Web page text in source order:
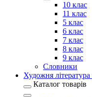
10 клас
11 клас
5 клас
6 клас
7 клас
8 клас
9 клас
Словники
Художня література
Каталог товарів